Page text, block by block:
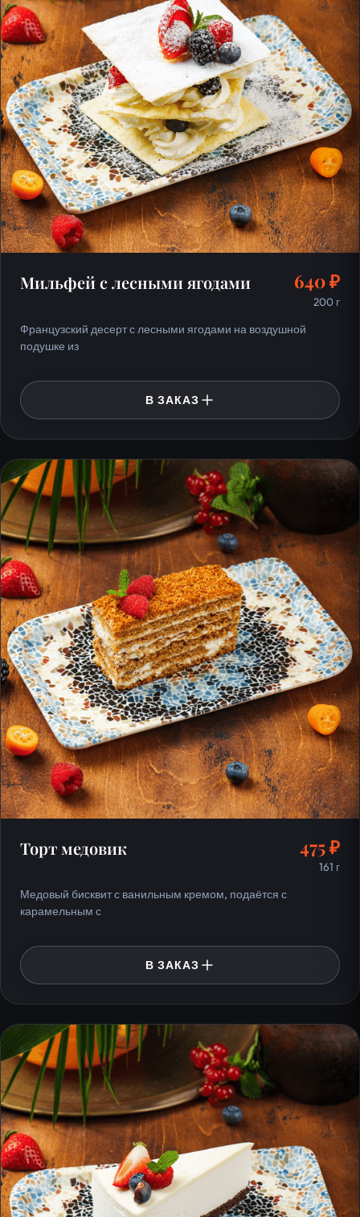
Мильфей с лесными ягодами 640 ₽
200 г
Французский десерт с лесными ягодами на воздушной
подушке из
В ЗАКАЗ
Торт медовик 475 ₽
161 г
Медовый бисквит с ванильным кремом, подаётся с
карамельным с
В ЗАКАЗ